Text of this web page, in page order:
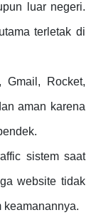
luar negeri.
terletak di
Gmail, Rocket,
aman karena
sistem saat
website tidak
keamanannya.